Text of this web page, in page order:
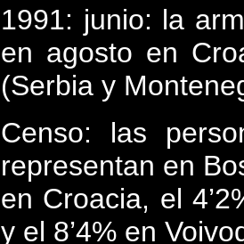
1991: junio: la
en agosto en
(Serbia y
Censo: las
representan en
en Croacia, el
y el 8’4% en